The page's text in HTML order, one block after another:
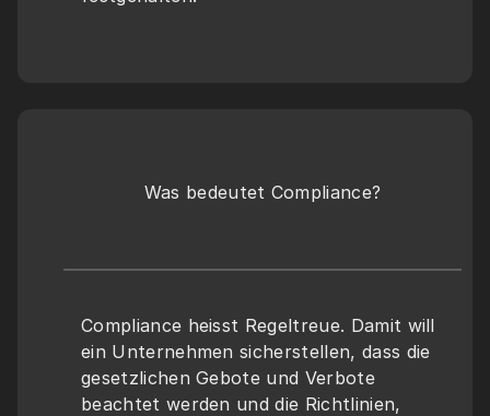
Was bedeutet Compliance?
Compliance heisst Regeltreue. Damit will
ein Unternehmen sicherstellen, dass die
gesetzlichen Gebote und Verbote
beachtet werden und die Richtlinien,